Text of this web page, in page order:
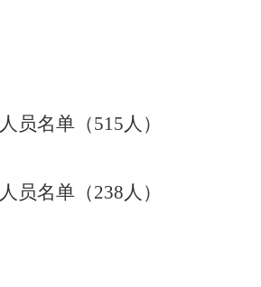
员名单（515人 ）
员名单（238人）